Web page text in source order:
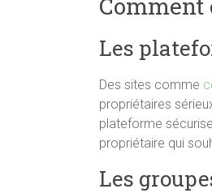
Les
Des sites comme
propriétaires
plateforme
propriétaire qui
Les